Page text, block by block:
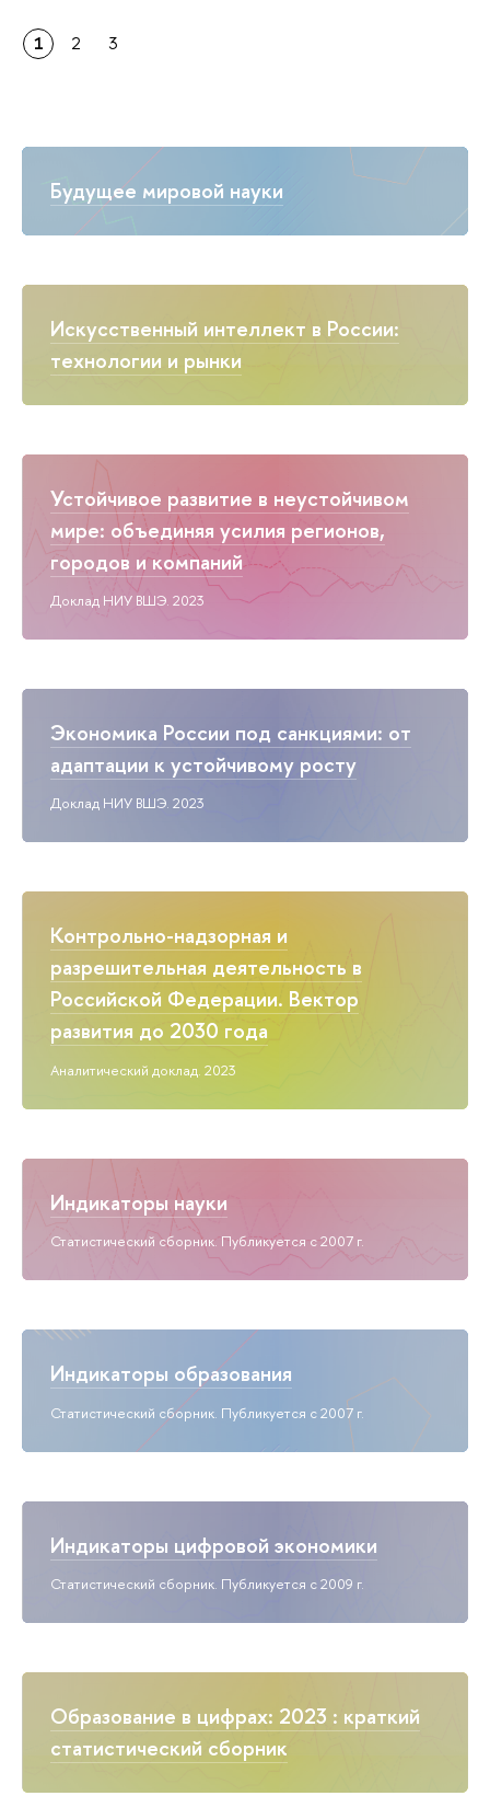
Будущее мировой науки
Искусственный интеллект в России:
технологии и рынки
Устойчивое развитие в неустойчивом
мире: объединяя усилия регионов,
городов и компаний
Доклад НИУ ВШЭ. 2023
Экономика России под санкциями: от
адаптации к устойчивому росту
Доклад НИУ ВШЭ. 2023
Контрольно-надзорная и
разрешительная деятельность в
Российской Федерации. Вектор
развития до 2030 года
Аналитический доклад. 2023
Индикаторы науки
Статистический сборник. Публикуется с 2007 г.
Индикаторы образования
Статистический сборник. Публикуется с 2007 г.
Индикаторы цифровой экономики
Статистический сборник. Публикуется с 2009 г.
Образование в цифрах: 2023 : краткий
статистический сборник
1 2 3